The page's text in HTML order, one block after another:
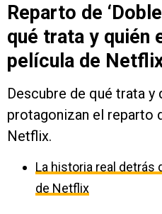
Reparto de
qué trata y quién
película de
Descubre de qué trata y
protagonizan el reparto
Netflix.
La historia real detrás
de Netflix